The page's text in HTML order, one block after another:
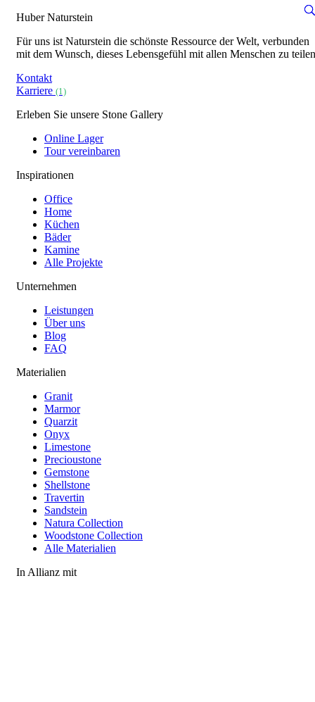
Huber Naturstein
Für uns ist Naturstein die schönste Ressource der Welt, verbunden
mit dem Wunsch, dieses Lebensgefühl mit allen Menschen zu
Kontakt
Karriere (1)
Erleben Sie unsere Stone Gallery
Online Lager
Tour vereinbaren
Inspirationen
Office
Home
Küchen
Bäder
Kamine
Alle Projekte
Unternehmen
Leistungen
Über uns
Blog
FAQ
Materialien
Granit
Marmor
Quarzit
Onyx
Limestone
Precioustone
Gemstone
Shellstone
Travertin
Sandstein
Natura Collection
Woodstone Collection
Alle Materialien
In Allianz mit